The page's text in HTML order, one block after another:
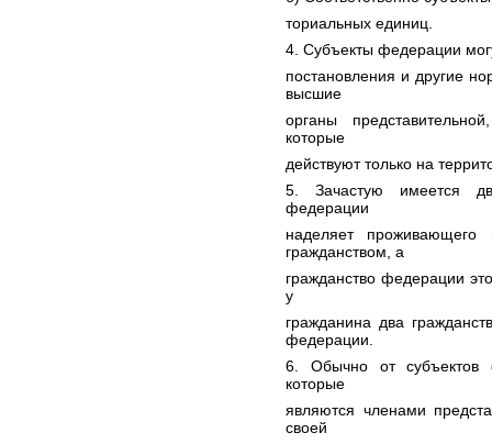
ториальных единиц.
4. Субъекты федерации
постановления и другие
высшие
органы
которые
действуют только на
5. Зачастую имеется
федерации
наделяет
гражданством, а
гражданство федерации
у
гражданина два
федерации.
6. Обычно от субъектов
которые
являются членами
своей